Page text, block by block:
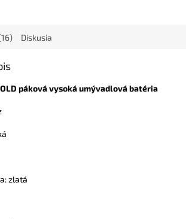
Diskusia
páková vysoká umývadlová batéria
zlatá